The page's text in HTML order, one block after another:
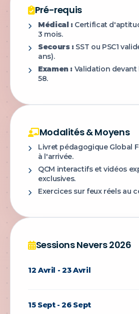
Pré-requis
Médical :Certificat
3 mois.
Secours :SST ou PSC1
ans).
Examen : Validation devant
58.
Modalités & Moyens
Livret pédagogique Global
à l'arrivée.
QCM interactifs et vidéos
exclusives.
Exercices sur feux réels au
Sessions Nevers 2026
12 Avril - 23 Avril
15 Sept - 26 Sept